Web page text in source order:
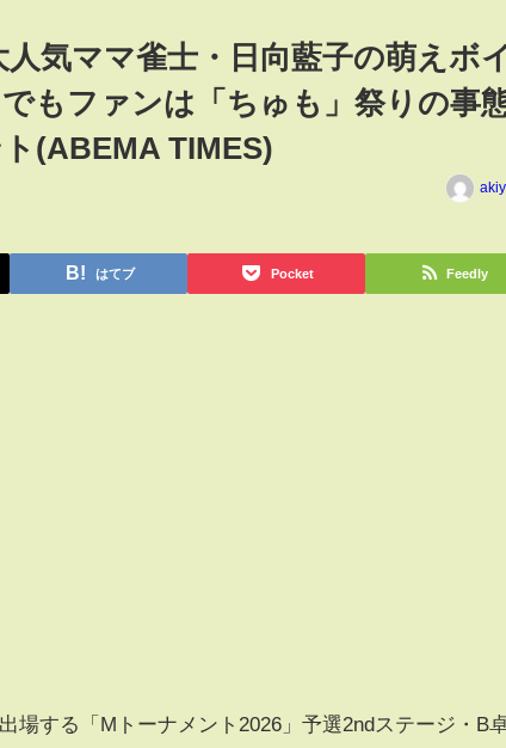
気ママ雀士・日向藍子の萌えボ
もファンは「ちゅも」祭りの事
(ABEMA TIMES)
はてブ Pocket Feedly
場する「Mトーナメント2026」予選2ndステージ・B